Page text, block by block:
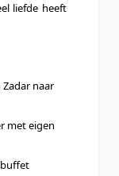
liefde heeft
naar
met eigen